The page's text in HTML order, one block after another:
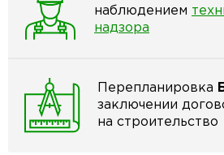
наблюдением
надзора
Перепланировка
заключении
на строительство